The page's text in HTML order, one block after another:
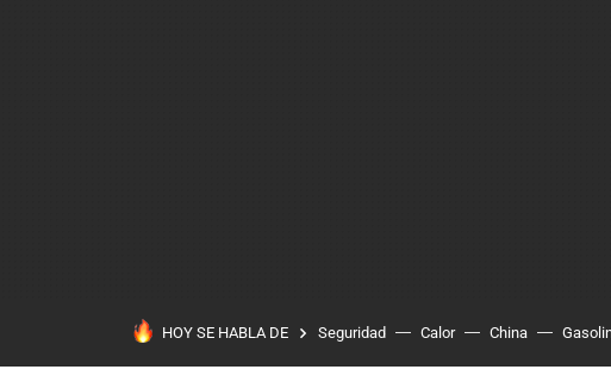
HOY SE HABLA DE Seguridad Calor China